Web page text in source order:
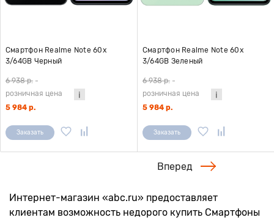
Смартфон Realme Note 60x
3/64GB Черный
6 938 р. -
розничная цена
5 984 р.
Заказать
Смартфон Realme Note 60x
3/64GB Зеленый
6 938 р. -
розничная цена
5 984 р.
Заказать
Вперед
Интернет-магазин «abc.ru» предоставляет
клиентам возможность недорого купить Смартфоны